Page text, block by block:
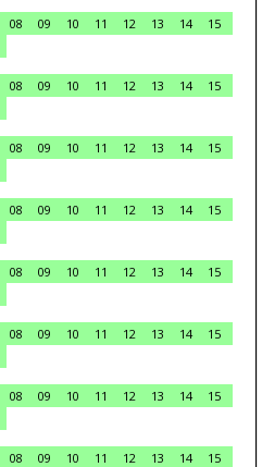
08 09 10 11 12 13 14
15
08 09 10 11 12 13 14
15
08 09 10 11 12 13 14
15
08 09 10 11 12 13 14
15
08 09 10 11 12 13 14
15
08 09 10 11 12 13 14
15
08 09 10 11 12 13 14
15
08 09 10 11 12 13 14
15